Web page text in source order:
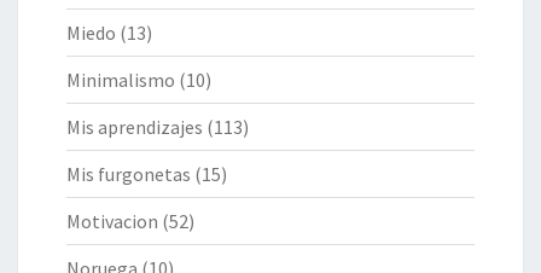
Miedo (13)
Minimalismo (10)
Mis aprendizajes (113)
Mis furgonetas (15)
Motivacion (52)